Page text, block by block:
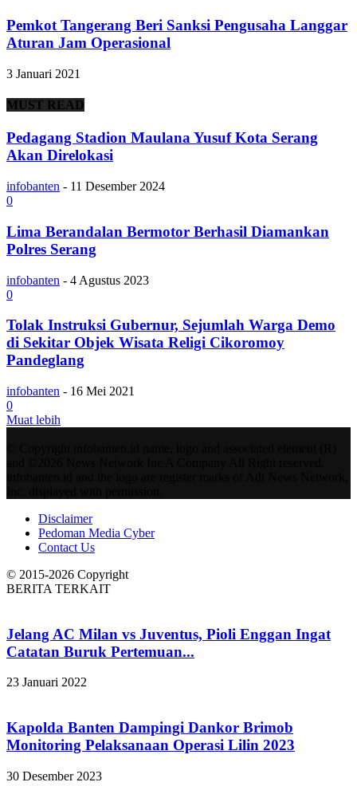
Pemkot Tangerang Beri Sanksi Pengusaha Langgar
Aturan Jam Operasional
3 Januari 2021
MUST READ
Pedagang Stadion Maulana Yusuf Kota Serang
Akan Direlokasi
infobanten - 11 Desember 2024
0
Lima Berandalan Bermotor Berhasil Diamankan
Polres Serang
infobanten - 4 Agustus 2023
0
Tolak Instruksi Gubernur, Sejumlah Warga Demo
di Sekitar Objek Wisata Religi Cikoromoy
Pandeglang
infobanten - 16 Mei 2021
0
Muat lebih
Disclaimer
Pedoman Media Cyber
Contact Us
© 2015-2026 Copyright
BERITA TERKAIT
Jelang AC Milan vs Juventus, Pioli Enggan Ingat
Catatan Buruk Pertemuan...
23 Januari 2022
Kapolda Banten Dampingi Dankor Brimob
Monitoring Pelaksanaan Operasi Lilin 2023
30 Desember 2023